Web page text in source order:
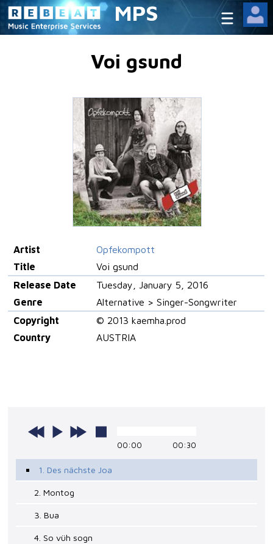
MPS
Voi gsund
Artist
Opfekompott
Title
Voi gsund
Release Date
Tuesday, January 5, 2016
Genre
Alternative > Singer-Songwriter
Copyright
© 2013 kaemha.prod
Country
AUSTRIA
00:00 00:30
1. Des nächste Joa
2. Montog
3. Bua
4. So vüh sogn